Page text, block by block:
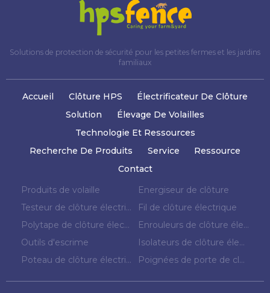
Solutions de protection de sécurité pour les petites fermes et les jardins
familiaux
Accueil Clôture HPS
Électrificateur De Clôture
Solution
Élevage De Volailles
Technologie Et Ressources
Recherche De Produits
Service
Ressource
Contact
Produits de volaille
Energiseur de clôture
Testeur de clôture électrique
Fil de clôture électrique
Polytape de clôture électrique
Enrouleurs de clôture électrique
Outils d'escrime
Isolateurs de clôture électrique
Poteau de clôture électrique
Poignées de porte de clôture électrique